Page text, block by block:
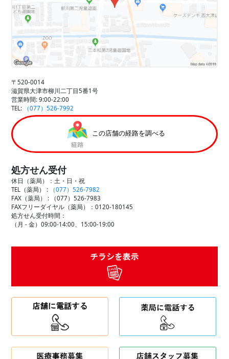
〒520-0014
滋賀県大津市柳川二丁目5番1号
営業時間: 9:00-22:00
TEL:
（077）526-7992
この店舗の経路を調べる
処方せん受付
休日（薬局）：土・日・祝
TEL（薬局） :
（077）526-7982
FAX（薬局） :
（077）526-7983
FAXフリーダイヤル（薬局）：0120-180145
処方せん受付時間：
（月 - 金）09:00-14:00、15:00-19:00